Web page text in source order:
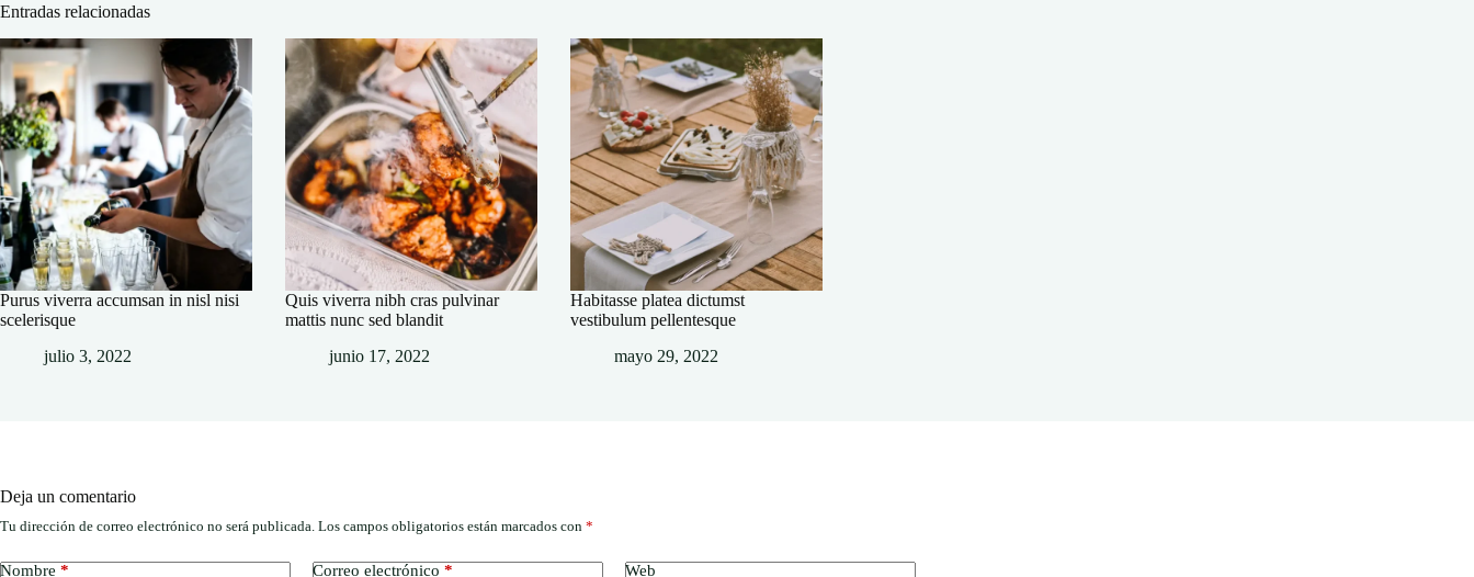
Entradas relacionadas
Purus viverra accumsan in nisl nisi
scelerisque
julio 3, 2022
Quis viverra nibh cras pulvinar
mattis nunc sed blandit
junio 17, 2022
Habitasse platea dictumst
vestibulum pellentesque
mayo 29, 2022
Deja un comentario
Tu dirección de correo electrónico no será publicada. Los campos obligatorios están marcados con *
Nombre * Correo electrónico * Web